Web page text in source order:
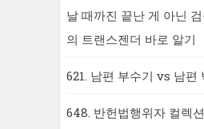
날 때까진 끝난 게 아닌
의 트랜스젠더 바로 알기
621. 남편 부수기 vs 남편
648. 반헌법행위자 컬렉